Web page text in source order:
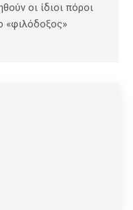
οι ίδιοι πόροι
«φιλόδοξος»